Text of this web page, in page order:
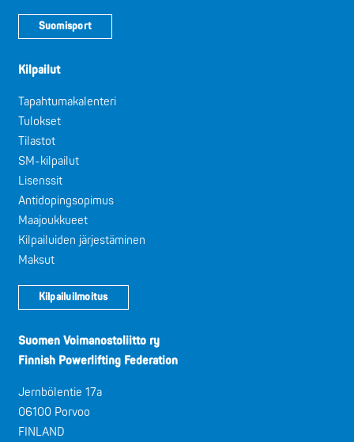
Suomisport
Kilpailut
Tapahtumakalenteri
Tulokset
Tilastot
SM-kilpailut
Lisenssit
Antidopingsopimus
Maajoukkueet
Kilpailuiden järjestäminen
Maksut
Kilpailuilmoitus
Suomen Voimanostoliitto ry
Finnish Powerlifting Federation
Jernbölentie 17a
06100 Porvoo
FINLAND